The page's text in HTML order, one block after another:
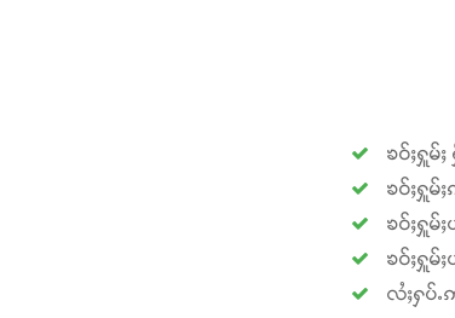
ၶဝ်ႈႁူမ်
ၶဝ်ႈႁူမ်
ၶဝ်ႈႁူမ်
ၶဝ်ႈႁူမ်
လႆႈႁပ်ႉ